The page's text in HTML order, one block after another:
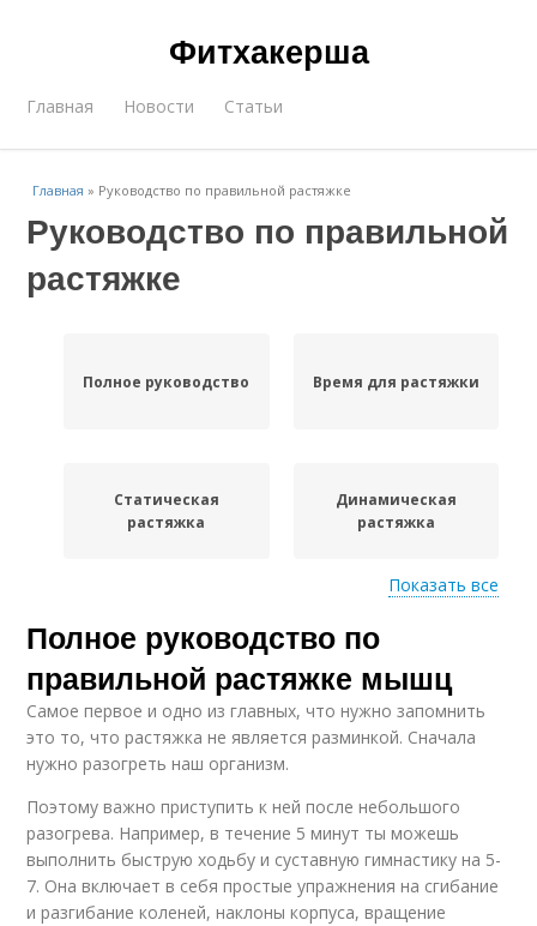
Фитхакерша
Главная Новости Статьи
Главная » Руководство по правильной растяжке
Руководство по правильной
растяжке
Полное руководство Время для растяжки
Статическая
растяжка
Динамическая
растяжка
Пассивная растяжка
Баллистическая
растяжка
Изометрическая
растяжка
Растяжки на весь
Результат от
растяжки
Показать все
Полное руководство по
правильной растяжке мышц
Самое первое и одно из главных, что нужно запомнить
это то, что растяжка не является разминкой. Сначала
нужно разогреть наш организм.
Поэтому важно приступить к ней после небольшого
разогрева. Например, в течение 5 минут ты можешь
выполнить быструю ходьбу и суставную гимнастику на 5-
7. Она включает в себя простые упражнения на сгибание
и разгибание коленей, наклоны корпуса, вращение